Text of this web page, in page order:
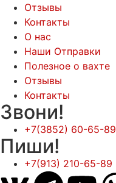
Отзывы
Контакты
О нас
Наши Отправки
Полезное о вахте
Отзывы
Контакты
Звони!
+7(3852) 60-65-89
Пиши!
+7(913) 210-65-89